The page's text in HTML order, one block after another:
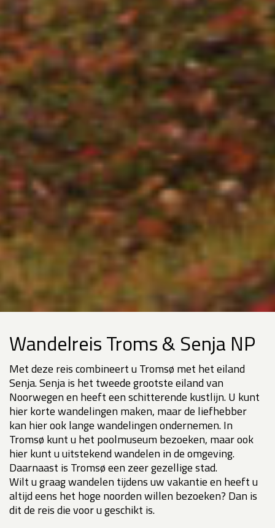
Wandelreis Troms & Senja NP
Met deze reis combineert u Tromsø met het eiland
Senja. Senja is het tweede grootste eiland van
Noorwegen en heeft een schitterende kustlijn. U kunt
hier korte wandelingen maken, maar de liefhebber
kan hier ook lange wandelingen ondernemen. In
Tromsø kunt u het poolmuseum bezoeken, maar ook
hier kunt u uitstekend wandelen in de omgeving.
Daarnaast is Tromsø een zeer gezellige stad.
Wilt u graag wandelen tijdens uw vakantie en heeft u
altijd eens het hoge noorden willen bezoeken? Dan is
dit de reis die voor u geschikt is.